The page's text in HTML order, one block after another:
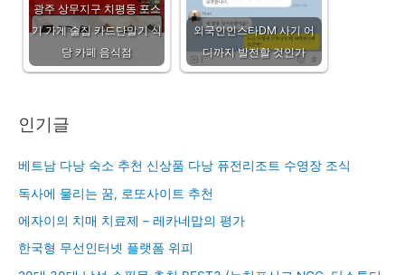
광주 상무지구 치평동 포스
기 가게 술집 카드단말기 식
당 카페 음식점
외국인인스타DM 사기 어
디까지 발전할 것인가
인기글
베트남 다낭 숙소 추천 신상품 다낭 퓨전리조트 수영장 조식
독사에 물리는 꿈, 로또사이트 추천
에자이의 치매 치료제 – 레카네맙의 평가
한국형 무선인터넷 플랫폼 위피